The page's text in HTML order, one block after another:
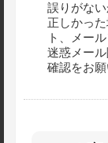
誤りがない
正しかっ
ト、メー
迷惑メー
確認をお願